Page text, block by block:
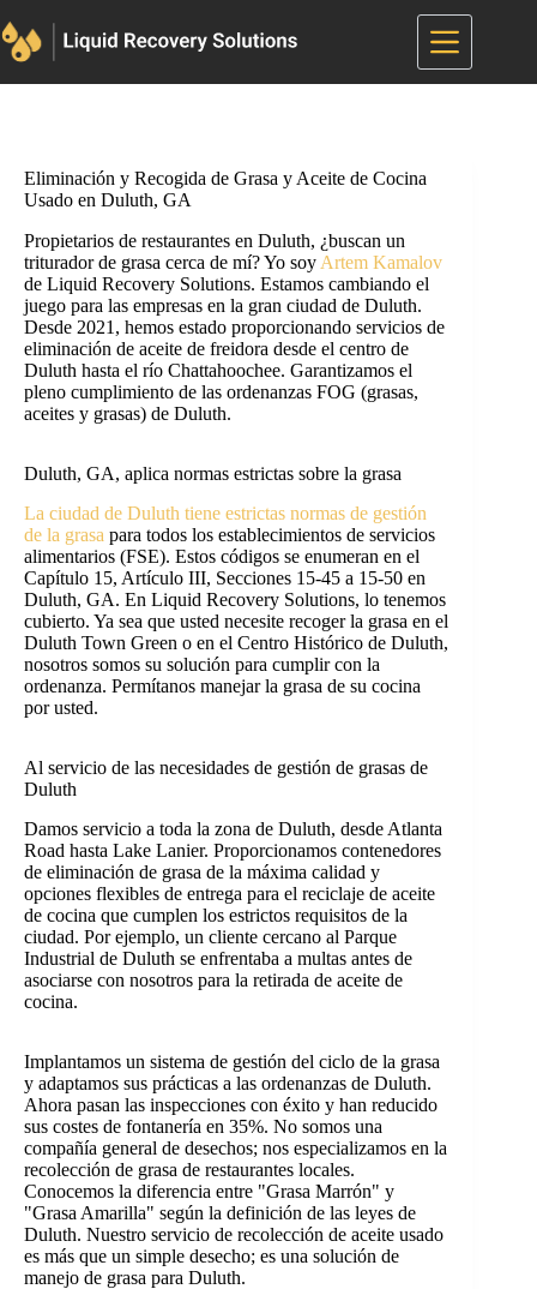
al
contenido
Eliminación y Recogida de Grasa y Aceite de Cocina
Usado en Duluth, GA
Propietarios de restaurantes en Duluth, ¿buscan un
triturador de grasa cerca de mí? Yo soy Artem Kamalov
de Liquid Recovery Solutions. Estamos cambiando el
juego para las empresas en la gran ciudad de Duluth.
Desde 2021, hemos estado proporcionando servicios de
eliminación de aceite de freidora desde el centro de
Duluth hasta el río Chattahoochee. Garantizamos el
pleno cumplimiento de las ordenanzas FOG (grasas,
aceites y grasas) de Duluth.
Duluth, GA, aplica normas estrictas sobre la grasa
La ciudad de Duluth tiene estrictas normas de gestión
de la grasa para todos los establecimientos de servicios
alimentarios (FSE). Estos códigos se enumeran en el
Capítulo 15, Artículo III, Secciones 15-45 a 15-50 en
Duluth, GA. En Liquid Recovery Solutions, lo tenemos
cubierto. Ya sea que usted necesite recoger la grasa en el
Duluth Town Green o en el Centro Histórico de Duluth,
nosotros somos su solución para cumplir con la
ordenanza. Permítanos manejar la grasa de su cocina
por usted.
Al servicio de las necesidades de gestión de grasas de
Duluth
Damos servicio a toda la zona de Duluth, desde Atlanta
Road hasta Lake Lanier. Proporcionamos contenedores
de eliminación de grasa de la máxima calidad y
opciones flexibles de entrega para el reciclaje de aceite
de cocina que cumplen los estrictos requisitos de la
ciudad. Por ejemplo, un cliente cercano al Parque
Industrial de Duluth se enfrentaba a multas antes de
asociarse con nosotros para la retirada de aceite de
cocina.
Implantamos un sistema de gestión del ciclo de la grasa
y adaptamos sus prácticas a las ordenanzas de Duluth.
Ahora pasan las inspecciones con éxito y han reducido
sus costes de fontanería en 35%. No somos una
compañía general de desechos; nos especializamos en la
recolección de grasa de restaurantes locales.
Conocemos la diferencia entre "Grasa Marrón" y
"Grasa Amarilla" según la definición de las leyes de
Duluth. Nuestro servicio de recolección de aceite usado
es más que un simple desecho; es una solución de
manejo de grasa para Duluth.